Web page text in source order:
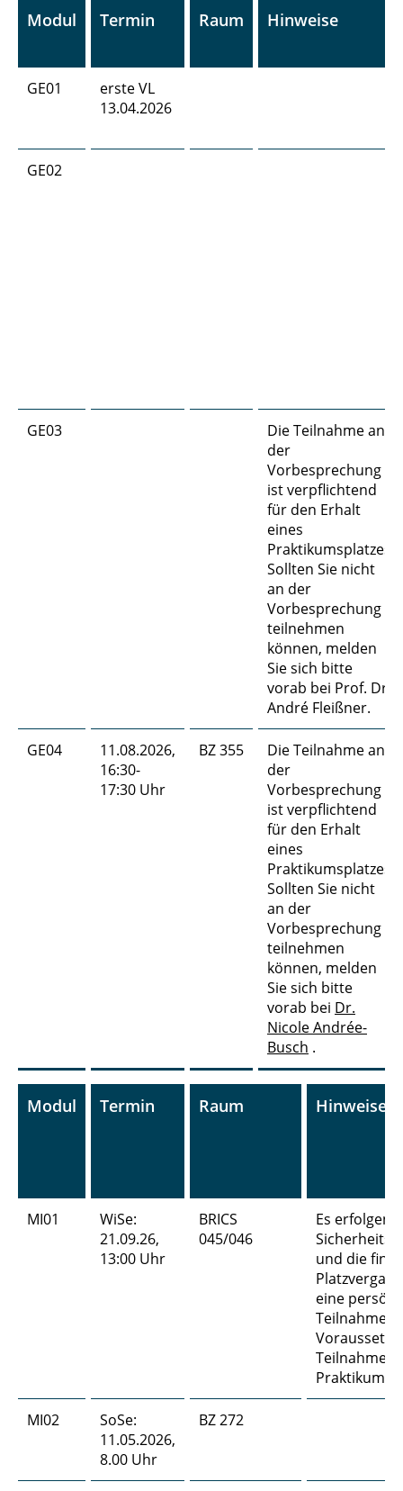
Modul Termin Raum Hinweise
GE01
erste VL
13.04.2026
GE02
GE03
Die Teilnahme an
der
Vorbesprechung
ist verpflichtend
für den Erhalt
eines
Praktikumsplatzes.
Sollten Sie nicht
an der
Vorbesprechung
teilnehmen
können, melden
Sie sich bitte
vorab bei Prof. Dr.
André Fleißner.
GE04
11.08.2026,
16:30-
17:30 Uhr
BZ 355
Die Teilnahme an
der
Vorbesprechung
ist verpflichtend
für den Erhalt
eines
Praktikumsplatzes.
Sollten Sie nicht
an der
Vorbesprechung
teilnehmen
können, melden
Sie sich bitte
vorab bei Dr.
Nicole Andrée-
Busch .
Modul Termin Raum Hinweise
MI01
WiSe:
21.09.26,
13:00 Uhr
BRICS
045/046
Es erfolgen
und die
eine
Teilnahme
Teilnahme
Praktikum.
MI02
SoSe:
11.05.2026,
8.00 Uhr
BZ 272